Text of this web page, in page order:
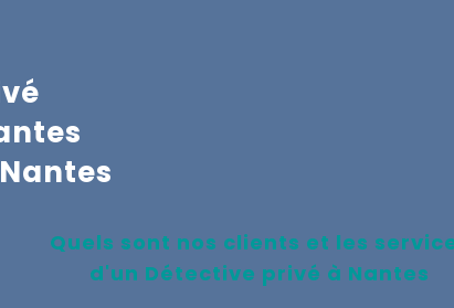
Nantes
Quels sont nos clients et les
d'un Détective privé à Nantes